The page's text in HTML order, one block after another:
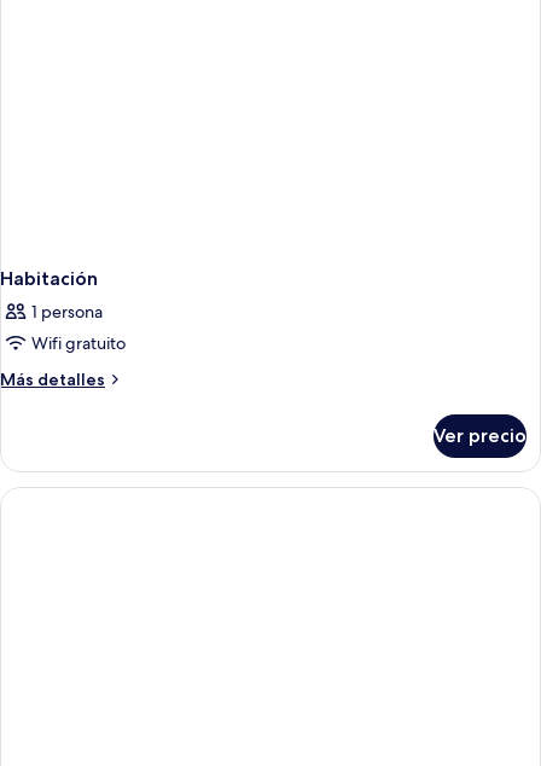
Habitación
1 persona
Wifi gratuito
Más detalles
Más
Ver precio